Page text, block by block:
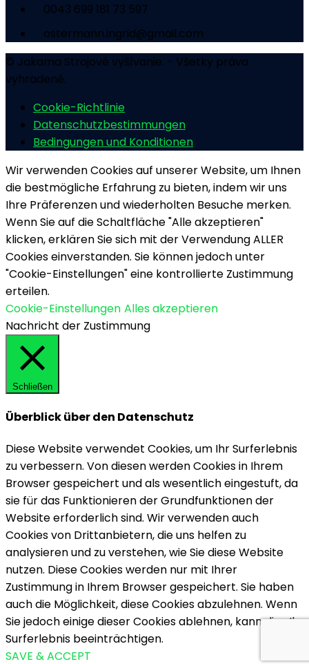
0043 699 181 73 597
ostermann.ingrid@gmail.com
© Jakama Strojové vyšívanie. - Všetky práva
vyhradené.
Cookie-Richtlinie
Datenschutzbestimmungen
Bedingungen und Konditionen
Wir verwenden Cookies auf unserer Website, um Ihnen
die bestmögliche Erfahrung zu bieten, indem wir uns
Ihre Präferenzen und wiederholten Besuche merken.
Wenn Sie auf die Schaltfläche "Alle akzeptieren"
klicken, erklären Sie sich mit der Verwendung ALLER
Cookies einverstanden. Sie können jedoch unter
"Cookie-Einstellungen" eine kontrollierte Zustimmung
erteilen.
Cookie-Einstellungen Alles akzeptieren
Nachricht der Zustimmung
Schließen
Überblick über den Datenschutz
Diese Website verwendet Cookies, um Ihr Surferlebnis
zu verbessern. Von diesen werden Cookies in Ihrem
Browser gespeichert und als wesentlich eingestuft, da
sie für das Funktionieren der Grundfunktionen der
Website erforderlich sind. Wir verwenden auch
Cookies von Drittanbietern, die uns helfen zu
analysieren und zu verstehen, wie Sie diese Website
nutzen. Diese Cookies werden nur mit Ihrer
Zustimmung in Ihrem Browser gespeichert. Sie haben
auch die Möglichkeit, diese Cookies abzulehnen. Wenn
Sie jedoch einige dieser Cookies ablehnen, kann dies Ihr
Surferlebnis beeinträchtigen.
SAVE & ACCEPT